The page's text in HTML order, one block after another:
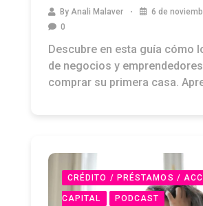
By Anali Malaver
6 de
0
Descubre en esta guía cómo
de negocios y
comprar su primera casa.
CRÉDITO / PRÉSTAMOS /
CAPITAL PODCAST